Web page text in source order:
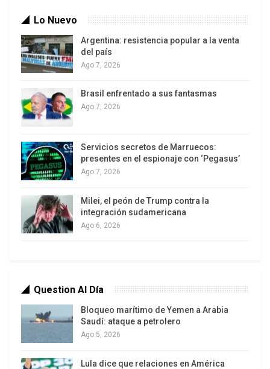
“Este desarrollo representa un
sistemas de IA adaptados a las
particularidades lingüísticas y
Estévez Velarde.
Paralelamente, la Universidad de La Habana
desarrolló CecilIA, un modelo de lenguaje
oficiales, logrando captar matices culturales y
lingüísticos ausentes en modelos internacionales
Suilán Estévez Velarde, decana de la Facultad de
Lo Nuevo
Argentina: resistencia popular a la venta
del país
Ago 7, 2026
Brasil enfrentado a sus fantasmas
Ago 7, 2026
Servicios secretos de Marruecos:
presentes en el espionaje con ‘Pegasus’
Ago 7, 2026
Milei, el peón de Trump contra la
integración sudamericana
Ago 6, 2026
Question Al Día
Bloqueo marítimo de Yemen a Arabia
Saudí: ataque a petrolero
Ago 5, 2026
Lula dice que relaciones en América